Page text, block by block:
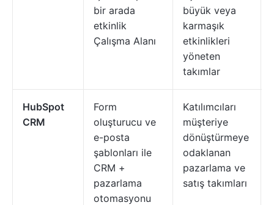
bir arada
etkinlik
Çalışma Alanı
büyük veya
karmaşık
etkinlikleri
yöneten
takımlar
HubSpot
CRM
Form
oluşturucu ve
e-posta
şablonları ile
CRM +
pazarlama
otomasyonu
Katılımcıları
müşteriye
dönüştürmeye
odaklanan
pazarlama ve
satış takımları